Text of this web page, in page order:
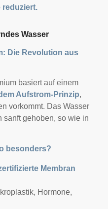
reduziert.
Wasser
Die Revolution aus
basiert auf einem
Aufstrom-Prinzip,
vorkommt. Das Wasser
sanft gehoben, so wie in
besonders?
Membran
Hormone,